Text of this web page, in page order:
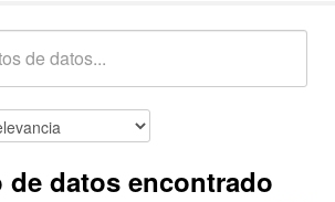
datos encontrado